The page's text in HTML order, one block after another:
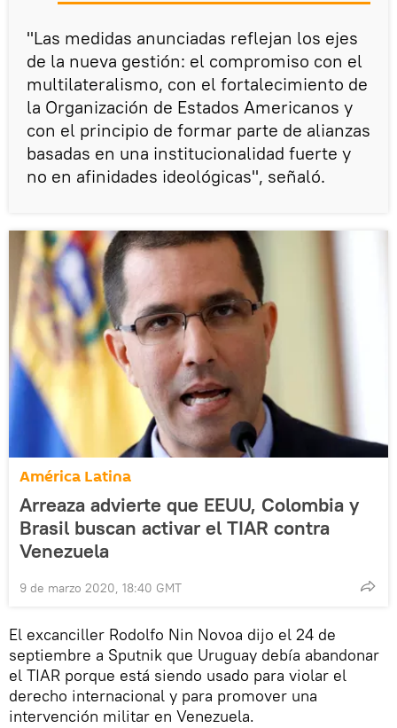
"Las medidas anunciadas reflejan los ejes
de la nueva gestión: el compromiso con el
multilateralismo, con el fortalecimiento de
la Organización de Estados Americanos y
con el principio de formar parte de alianzas
basadas en una institucionalidad fuerte y
no en afinidades ideológicas", señaló.
América Latina
Arreaza advierte que EEUU, Colombia y
Brasil buscan activar el TIAR contra
Venezuela
9 de marzo 2020, 18:40 GMT
El excanciller Rodolfo Nin Novoa dijo el 24 de
septiembre a Sputnik que Uruguay debía abandonar
el TIAR porque está siendo usado para violar el
derecho internacional y para promover una
intervención militar en Venezuela.